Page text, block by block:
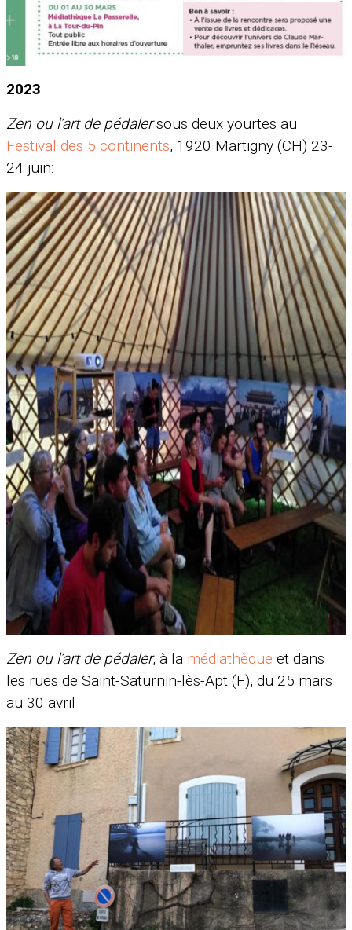
2023
Zen ou l’art de pédalersous deux yourtes au
Festival des 5 continents, 1920 Martigny (CH) 23-
24 juin:
Zen ou l’art de pédaler, à lamédiathèque et dans
les rues de Saint-Saturnin-lès-Apt (F), du 25 mars
au 30 avril :